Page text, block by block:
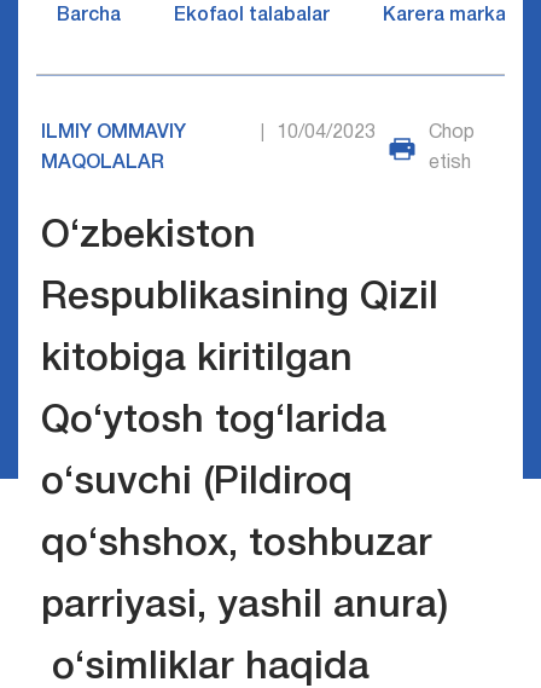
Barcha Ekofaol talabalar Karera markazi
ILMIY OMMAVIY
MAQOLALAR
10/04/2023
Chop
etish
O‘zbekiston
Respublikasining Qizil
kitobiga kiritilgan
Qo‘ytosh tog‘larida
o‘suvchi (Pildiroq
qo‘shshox, toshbuzar
parriyasi, yashil anura)
o‘simliklar haqida